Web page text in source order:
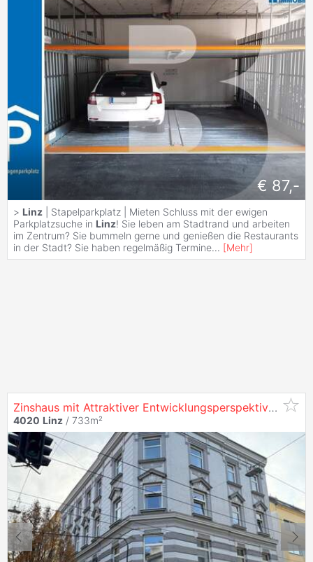
€ 87,-
> Linz | Stapelparkplatz | Mieten Schluss mit der ewigen
Parkplatzsuche in Linz! Sie leben am Stadtrand und arbeiten
im Zentrum? Sie bummeln gerne und genießen die Restaurants
in der Stadt? Sie haben regelmäßig Termine... [Mehr]
Zinshaus mit Attraktiver Entwicklungsperspektive in
4020 Linz / 733m²